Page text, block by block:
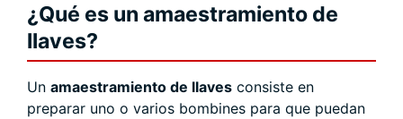
¿Qué es un amaestramiento de
llaves?
Un amaestramiento de llaves consiste en
preparar uno o varios bombines para que puedan